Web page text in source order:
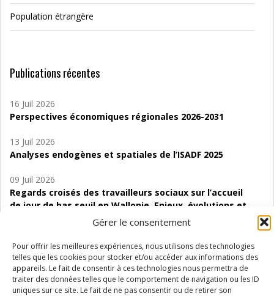
Gérer le consentement
Pour offrir les meilleures expériences, nous utilisons des technologies
telles que les cookies pour stocker et/ou accéder aux informations des
appareils. Le fait de consentir à ces technologies nous permettra de
traiter des données telles que le comportement de navigation ou les ID
uniques sur ce site. Le fait de ne pas consentir ou de retirer son
Population étrangère
Publications récentes
16 Juil 2026
Perspectives économiques régionales 2026-2031
13 Juil 2026
Analyses endogènes et spatiales de l’ISADF 2025
09 Juil 2026
Regards croisés des travailleurs sociaux sur l’accueil
de jour de bas seuil en Wallonie. Enjeux, évolutions et
06 Juil 2026
Étude d’évaluabilité des Structures
d’accompagnement à l’autocréation d’emploi (SAACE)